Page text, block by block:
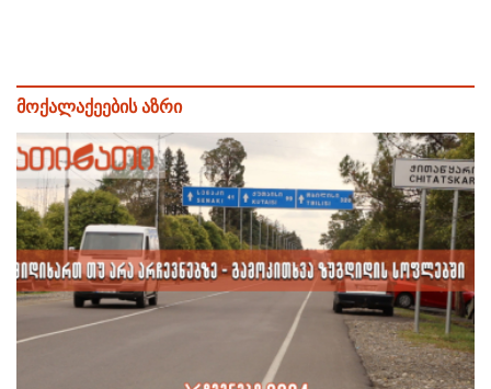
მოქალაქეების აზრი